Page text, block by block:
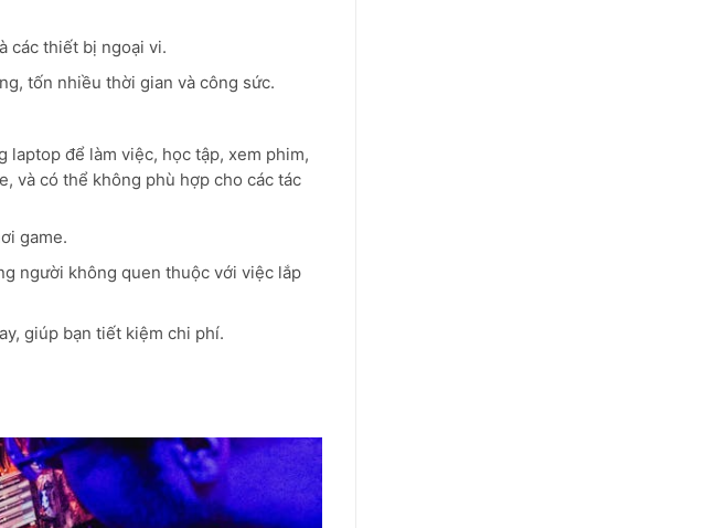
các thiết bị ngoại vi.
tốn nhiều thời gian và công sức.
laptop để làm việc, học tập, xem phim,
và có thể không phù hợp cho các tác
game.
người không quen thuộc với việc lắp
giúp bạn tiết kiệm chi phí.